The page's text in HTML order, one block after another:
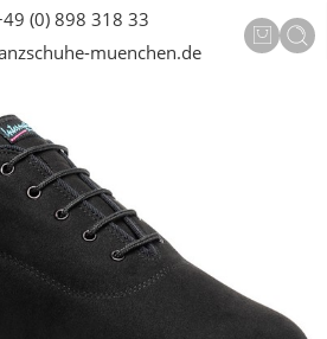
(0) 898 318 33
muenchen.de